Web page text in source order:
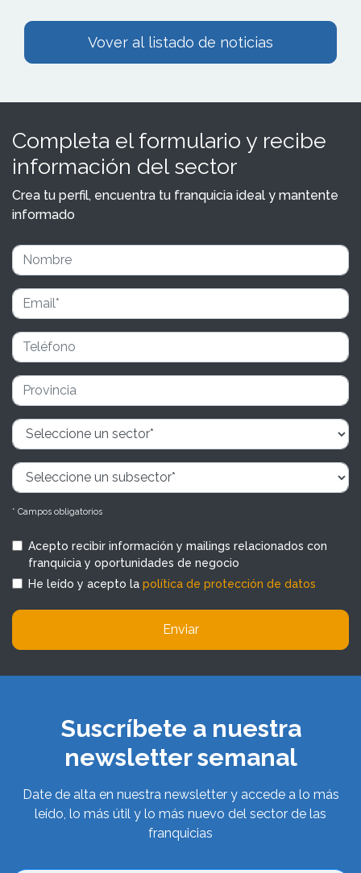
Vover al listado de noticias
Completa el formulario y recibe
información del sector
Crea tu perfil, encuentra tu franquicia ideal y mantente
informado
* Campos obligatorios
Acepto recibir información y mailings relacionados con
franquicia y oportunidades de negocio
He leído y acepto la política de protección de datos
Enviar
Suscríbete a nuestra
newsletter semanal
Date de alta en nuestra newsletter y accede a lo más
leído, lo más útil y lo más nuevo del sector de las
franquicias